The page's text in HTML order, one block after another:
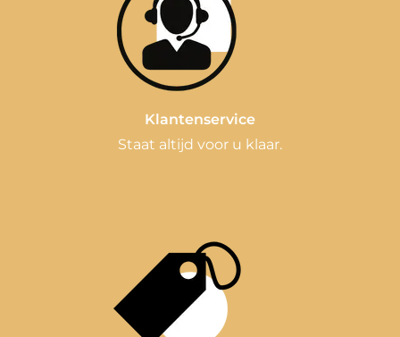
Klantenservice
Staat altijd voor u klaar.